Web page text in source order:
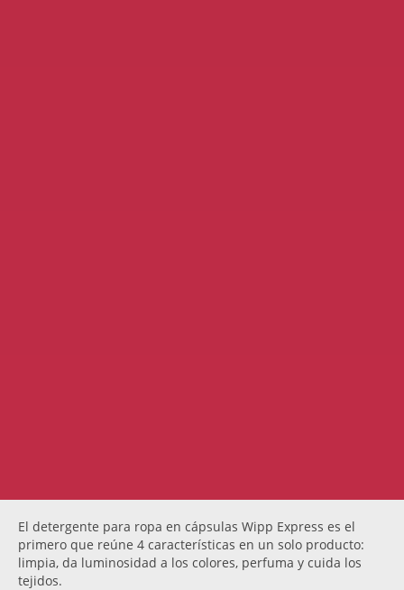
El detergente para ropa en cápsulas Wipp Express es el
primero que reúne 4 características en un solo producto:
limpia, da luminosidad a los colores, perfuma y cuida los
tejidos.